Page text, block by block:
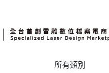
所有類別